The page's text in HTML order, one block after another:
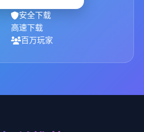
安全下载
高速下载
百万玩家